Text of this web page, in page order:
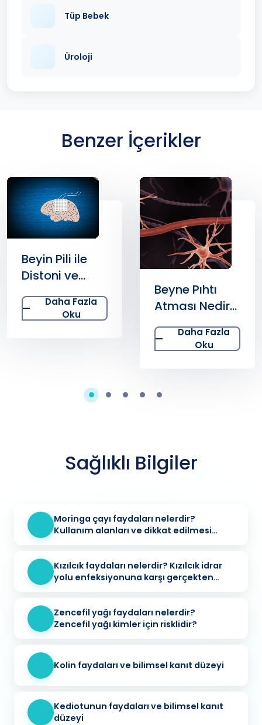
Tüp Bebek
Üroloji
Benzer İçerikler
Atması Nedir?
Tedavi Süreci
Çocukluk Çağı
Beyin
Tümörleri
Hakkında
Bilgiler
Daha Fazla
Oku
Sağlıklı Bilgiler
Moringa çayı faydaları nelerdir?
Kullanım alanları ve dikkat edilmesi
Kızılcık faydaları nelerdir? Kızılcık idrar
yolu enfeksiyonuna karşı gerçekten
Zencefil yağı faydaları nelerdir?
Zencefil yağı kimler için risklidir?
Kolin faydaları ve bilimsel kanıt düzeyi
Kediotunun faydaları ve bilimsel kanıt
düzeyi